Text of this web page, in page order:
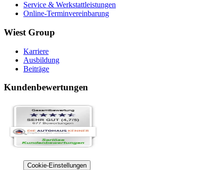
Service & Werkstattleistungen
Online-Terminvereinbarung
Wiest Group
Karriere
Ausbildung
Beiträge
Kundenbewertungen
Cookie-Einstellungen